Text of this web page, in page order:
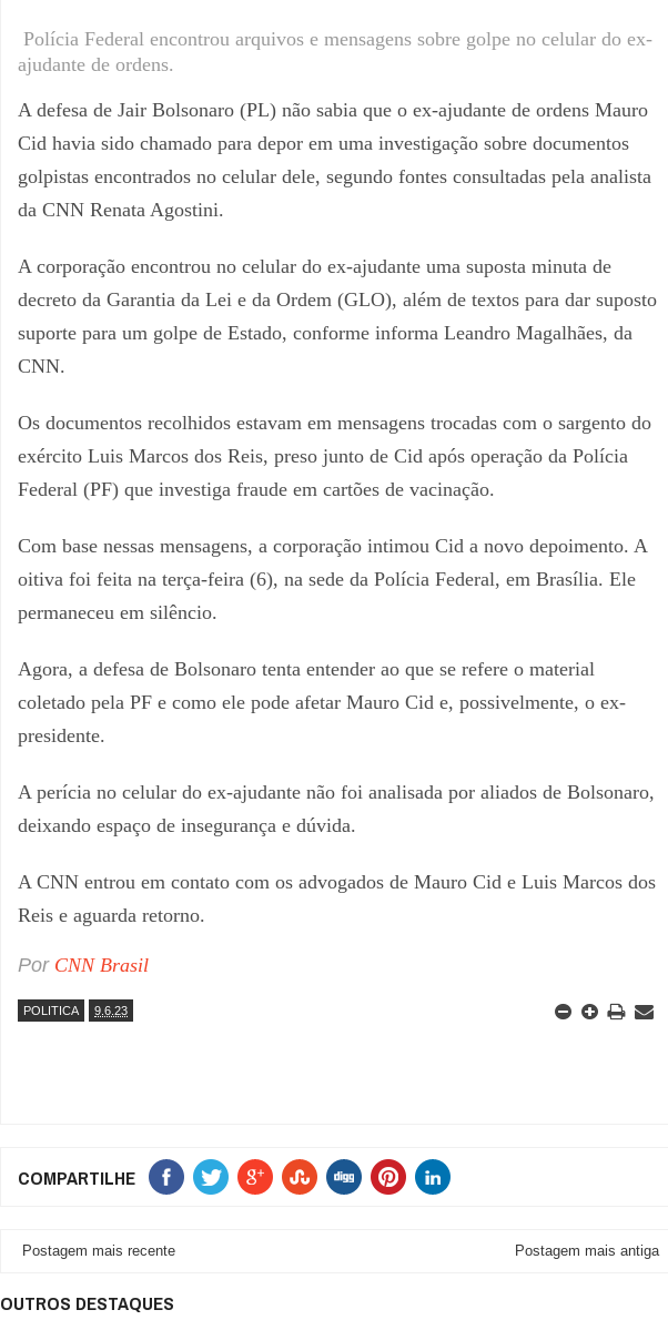
Polícia Federal encontrou arquivos e mensagens sobre golpe no celular do ex-
ajudante de ordens.
A defesa de Jair Bolsonaro (PL) não sabia que o ex-ajudante de ordens Mauro
Cid havia sido chamado para depor em uma investigação sobre documentos
golpistas encontrados no celular dele, segundo fontes consultadas pela analista
da CNN Renata Agostini.
A corporação encontrou no celular do ex-ajudante uma suposta minuta de
decreto da Garantia da Lei e da Ordem (GLO), além de textos para dar suposto
suporte para um golpe de Estado, conforme informa Leandro Magalhães, da
CNN.
Os documentos recolhidos estavam em mensagens trocadas com o sargento do
exército Luis Marcos dos Reis, preso junto de Cid após operação da Polícia
Federal (PF) que investiga fraude em cartões de vacinação.
Com base nessas mensagens, a corporação intimou Cid a novo depoimento. A
oitiva foi feita na terça-feira (6), na sede da Polícia Federal, em Brasília. Ele
permaneceu em silêncio.
Agora, a defesa de Bolsonaro tenta entender ao que se refere o material
coletado pela PF e como ele pode afetar Mauro Cid e, possivelmente, o ex-
presidente.
A perícia no celular do ex-ajudante não foi analisada por aliados de Bolsonaro,
deixando espaço de insegurança e dúvida.
A CNN entrou em contato com os advogados de Mauro Cid e Luis Marcos dos
Reis e aguarda retorno.
Por CNN Brasil
POLITICA 9.6.23
COMPARTILHE
Postagem mais recente Postagem mais antiga
OUTROS DESTAQUES